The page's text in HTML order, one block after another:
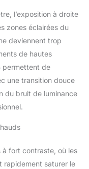
l’exposition à droite
zones éclairées du
deviennent trop
de hautes
permettent de
une transition douce
du bruit de luminance
à fort contraste, où les
rapidement saturer le